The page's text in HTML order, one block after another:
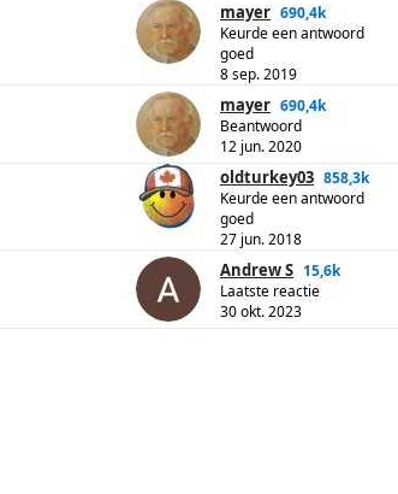
mayer 690,4k
Keurde een antwoord
goed
8 sep. 2019
mayer 690,4k
Beantwoord
12 jun. 2020
oldturkey03 858,3k
Keurde een antwoord
goed
27 jun. 2018
Andrew S 15,6k
Laatste reactie
30 okt. 2023